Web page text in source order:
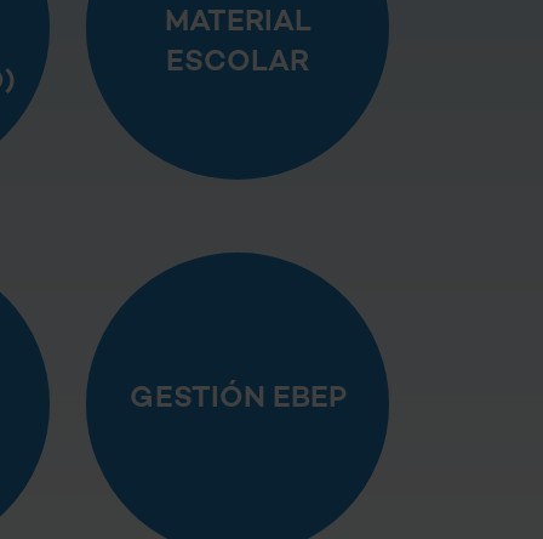
MATERIAL
ESCOLAR
GESTIÓN EBEP